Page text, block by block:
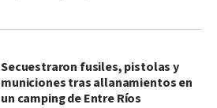
Secuestraron fusiles, pistolas y
municiones tras allanamientos en
un camping de Entre Ríos